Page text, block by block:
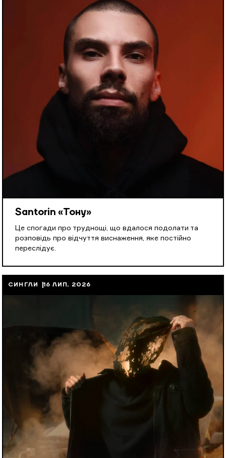
Santorin «Тону»
Це спогади про труднощі, що вдалося подолати та
розповідь про відчуття виснаження, яке постійно
переслідує.
СИНГЛИ 16 ЛИП, 2026